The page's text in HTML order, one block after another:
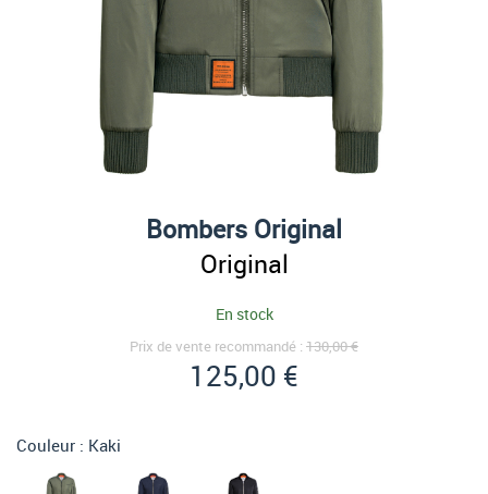
Bombers Original
Original
En stock
Prix de vente recommandé : 130,00 €
125,00 €
Couleur : Kaki